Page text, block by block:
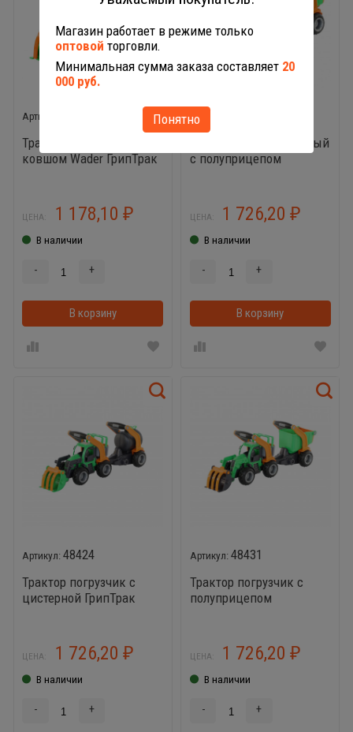
Трактор погрузчик с
ковшом Wader ГрипТрак
ЦЕНА: 1 178,10 ₽
В наличии
- +
В корзину
Трактор снегоуборочный
с полуприцепом
ЦЕНА: 1 726,20₽
В наличии
- +
В корзину
48424
Трактор погрузчик с
цистерной ГрипТрак
ЦЕНА: 1 726,20 ₽
В наличии
- +
48431
Трактор погрузчик с
полуприцепом
ЦЕНА: 1 726,20₽
В наличии
- +
Магазин работает в режиме только
оптовой торговли.
Минимальная сумма заказа составляет 20
000 руб.
Понятно